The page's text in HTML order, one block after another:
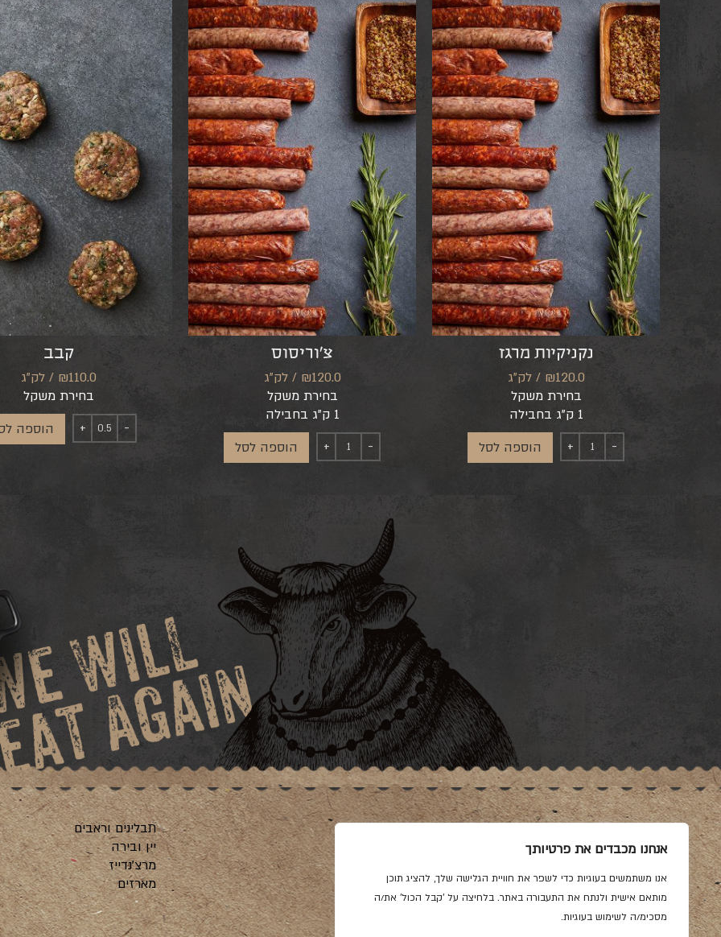
אנחנו מכבדים את פרטיותך
אנו משתמשים בעוגיות כדי לשפר את חוויית הגלישה שלך, להציג תוכן
מותאם אישית ולנתח את התעבורה באתר. בלחיצה על 'קבל הכול' את/ה
מסכימ/ה לשימוש בעוגיות.
נקניקיות מרגז
₪120.0 / לק"ג
בחירת משקל
1 ק"ג בחבילה
הוספה לסל
צ’וריסוס
₪120.0 / לק"ג
בחירת משקל
1 ק"ג בחבילה
הוספה לסל
קבב
₪110.0 / לק"ג
בחירת משקל
הוספה
ראשי
אודות
תקנון
מדיניות פרטיות
הצהרת נגישות
בקר
רבע פרה
תבלינים וראבים
יין ובירה
מרצ’נדייז
מארזים